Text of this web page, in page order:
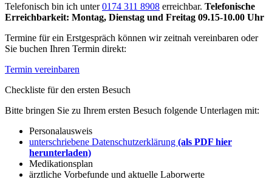
Telefonisch bin ich unter0174 311 8908 erreichbar. Telefonische
Erreichbarkeit: Montag, Dienstag und Freitag 09.15-10.00 Uhr
Termine für ein Erstgespräch können wir zeitnah vereinbaren oder
Sie buchen Ihren Termin direkt:
Termin vereinbaren
Checkliste für den ersten Besuch
Bitte bringen Sie zu Ihrem ersten Besuch folgende Unterlagen mit:
Personalausweis
unterschriebene Datenschutzerklärung (als PDF hier
herunterladen)
Medikationsplan
ärztliche Vorbefunde und aktuelle Laborwerte